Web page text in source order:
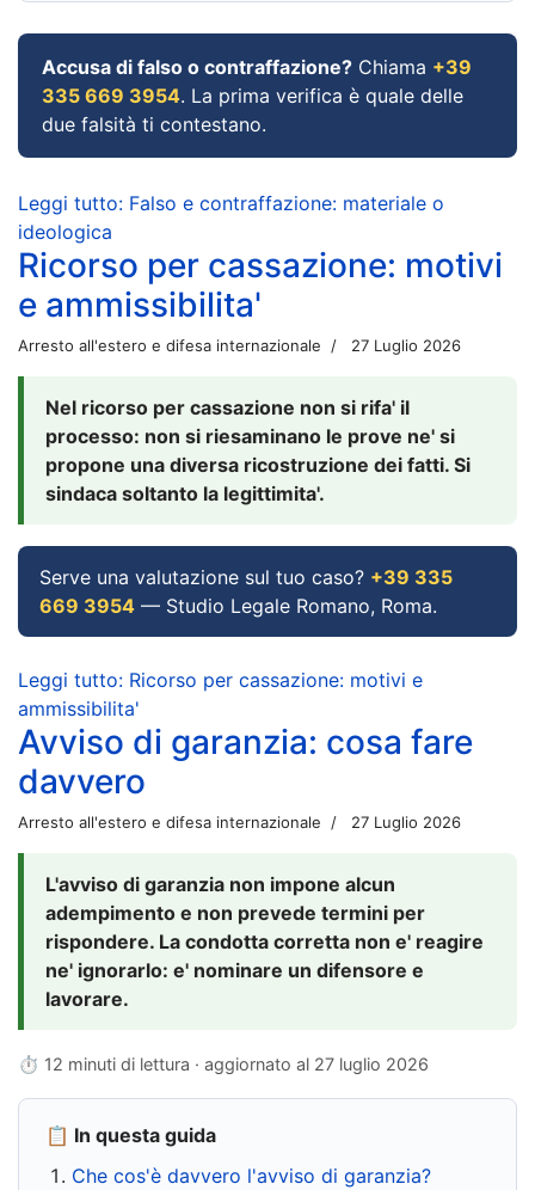
Accusa di falso o contraffazione? Chiama +39
335 669 3954. La prima verifica è quale delle
due falsità ti contestano.
Leggi tutto: Falso e contraffazione: materiale o
ideologica
Ricorso per cassazione: motivi
e ammissibilita'
Arresto all'estero e difesa internazionale 27 Luglio 2026
Nel ricorso per cassazione non si rifa' il
processo: non si riesaminano le prove ne' si
propone una diversa ricostruzione dei fatti. Si
sindaca soltanto la legittimita'.
Serve una valutazione sul tuo caso? +39 335
669 3954 — Studio Legale Romano, Roma.
Leggi tutto: Ricorso per cassazione: motivi e
ammissibilita'
Avviso di garanzia: cosa fare
davvero
Arresto all'estero e difesa internazionale 27 Luglio 2026
L'avviso di garanzia non impone alcun
adempimento e non prevede termini per
rispondere. La condotta corretta non e' reagire
ne' ignorarlo: e' nominare un difensore e
lavorare.
⏱ 12 minuti di lettura · aggiornato al 27 luglio 2026
📋 In questa guida
Che cos'è davvero l'avviso di garanzia?